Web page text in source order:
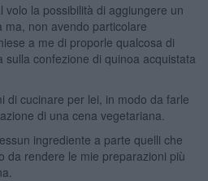
volo la possibilità di aggiungere un
ma, non avendo particolare
a me di proporle qualcosa di
sulla confezione di quinoa acquistata
di cucinare per lei, in modo da farle
di una cena vegetariana.
ingrediente a parte quelli che
da rendere le mie preparazioni più